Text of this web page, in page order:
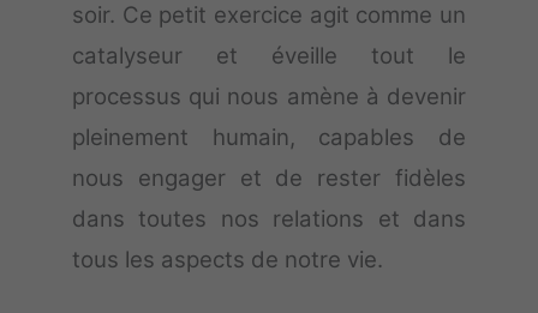
soir. Ce petit exercice agit comme un
catalyseur et éveille tout le
processus qui nous amène à devenir
pleinement humain, capables de
nous engager et de rester fidèles
dans toutes nos relations et dans
tous les aspects de notre vie.